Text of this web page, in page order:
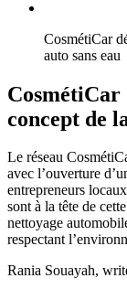
CosmétiCar
auto sans eau
CosmétiCar
concept de
Le réseau
avec l’ouverture
entrepreneurs
sont à la tête de
nettoyage
respectant
Rania Souayah,